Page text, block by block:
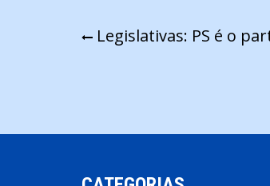
Navegação
Legislativas: PS é o